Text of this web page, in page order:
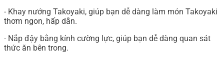
- Khay nướng Takoyaki, giúp bạn dễ dàng làm món Takoyaki
thơm ngon, hấp dẫn.
- Nắp đậy bằng kính cường lực, giúp bạn dễ dàng quan sát
thức ăn bên trong.